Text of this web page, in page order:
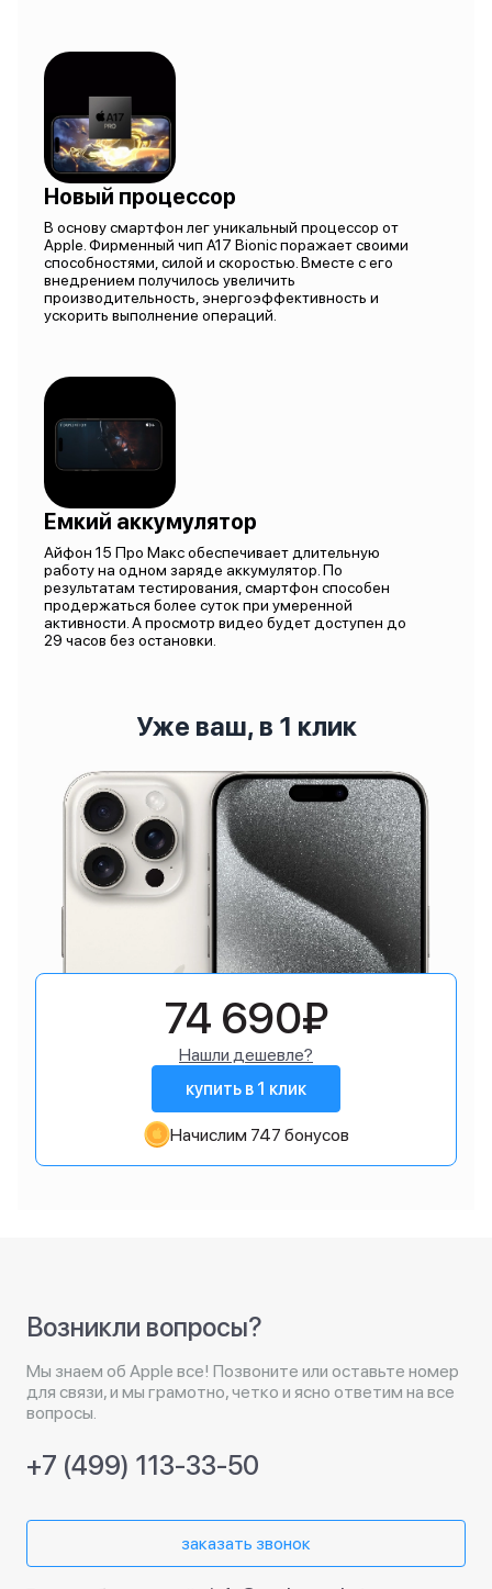
Новый процессор
В основу смартфон лег уникальный процессор от
Apple. Фирменный чип A17 Bionic поражает своими
способностями, силой и скоростью. Вместе с его
внедрением получилось увеличить
производительность, энергоэффективность и
ускорить выполнение операций.
Емкий аккумулятор
Айфон 15 Про Макс обеспечивает длительную
работу на одном заряде аккумулятор. По
результатам тестирования, смартфон способен
продержаться более суток при умеренной
активности. А просмотр видео будет доступен до
29 часов без остановки.
Уже ваш, в 1 клик
74 690₽
Нашли дешевле?
купить в 1 клик
Начислим 747 бонусов
Возникли вопросы?
Мы знаем об Apple все! Позвоните или оставьте номер
для связи, и мы грамотно, четко и ясно ответим на все
вопросы.
+7 (499) 113-33-50
заказать звонок